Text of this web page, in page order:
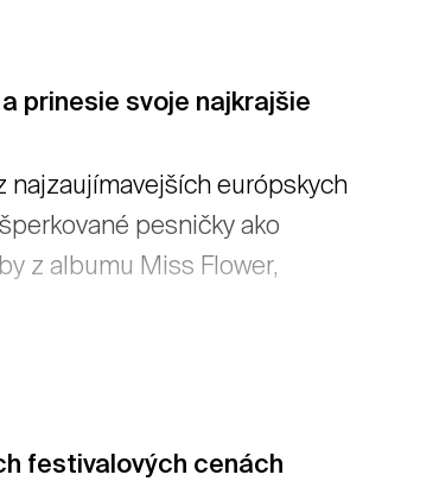
prinesie svoje najkrajšie
európskych
pesničky ako
z albumu Miss Flower,
festivalových cenách